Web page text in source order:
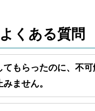
よくある質問
てもらったのに、不
ません。